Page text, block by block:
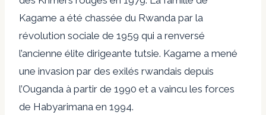
Kagame a été chassée du Rwanda par la
révolution sociale de 1959 qui a renversé
l’ancienne élite dirigeante tutsie. Kagame a mené
une invasion par des exilés rwandais depuis
l’Ouganda à partir de 1990 et a vaincu les forces
de Habyarimana en 1994.